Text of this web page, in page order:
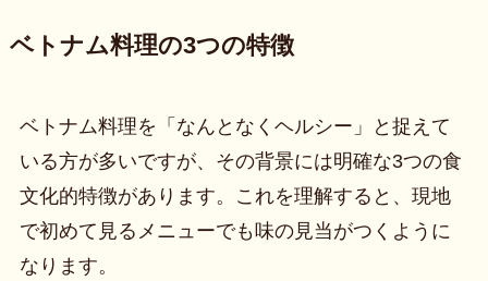
ベトナム料理の3つの特徴
ベトナム料理を「なんとなくヘルシー」と捉えて
いる方が多いですが、その背景には明確な3つの食
文化的特徴があります。これを理解すると、現地
で初めて見るメニューでも味の見当がつくように
なります。